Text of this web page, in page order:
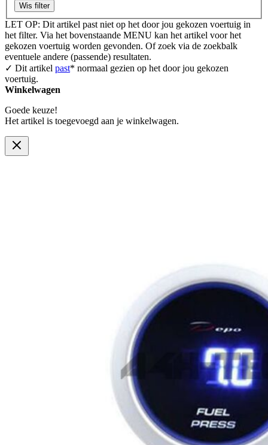
Wis filter
LET OP: Dit artikel past niet op het door jou gekozen voertuig in
het filter. Via het bovenstaande MENU kan het artikel voor het
gekozen voertuig worden gevonden. Of zoek via de zoekbalk
eventuele andere (passende) resultaten.
✓ Dit artikel past* normaal gezien op het door jou gekozen
voertuig.
Winkelwagen
Goede keuze!
Het artikel is toegevoegd aan je winkelwagen.